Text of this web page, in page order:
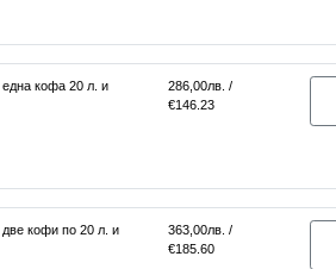
кофа 20 л. и
286,00лв. /
€146.23
кофи по 20 л. и
363,00лв. /
€185.60